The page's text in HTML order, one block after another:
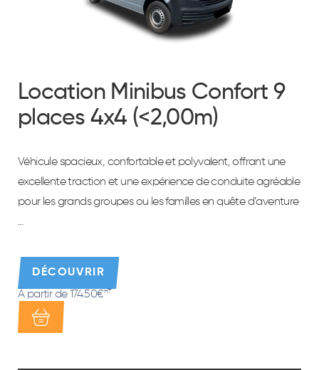
Location Minibus Confort 9
places 4x4 (<2,00m)
Véhicule spacieux, confortable et polyvalent, offrant une
excellente traction et une expérience de conduite agréable
pour les grands groupes ou les familles en quête d’aventure
...
DÉCOUVRIR
À partir de 174.50€ HT*